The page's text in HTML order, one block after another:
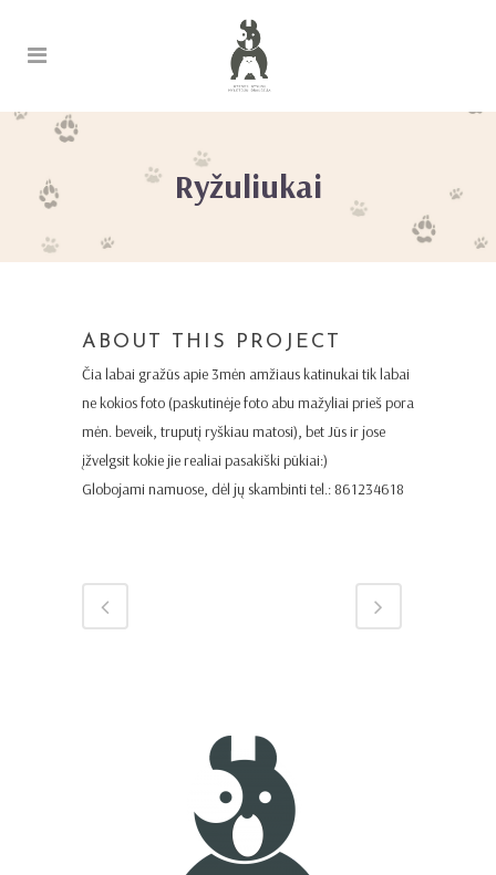
Ryžuliukai
ABOUT THIS PROJECT
Čia labai gražūs apie 3mėn amžiaus katinukai tik labai
ne kokios foto (paskutinėje foto abu mažyliai prieš pora
mėn. beveik, truputį ryškiau matosi), bet Jūs ir jose
įžvelgsit kokie jie realiai pasakiški pūkiai:)
Globojami namuose, dėl jų skambinti tel.: 861234618